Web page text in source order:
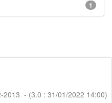
1
2013 - (3.0 : 31/01/2022 14:00)